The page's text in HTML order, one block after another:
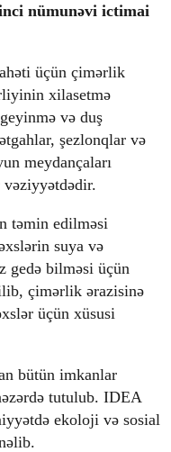
nümunəvi ictimai
üçün çimərlik
xilasetmə
və duş
şezlonqlar və
meydançaları
vəziyyətdədir.
təmin edilməsi
suya və
gedə bilməsi üçün
çimərlik ərazisinə
üçün xüsusi
bütün imkanlar
tutulub. IDEA
ekoloji və sosial